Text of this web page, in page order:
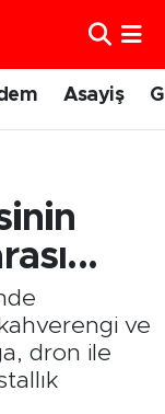
Asayiş
ve
dron ile